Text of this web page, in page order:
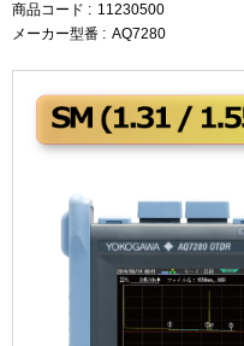
商品コード : 11230500
メーカー型番 : AQ7280